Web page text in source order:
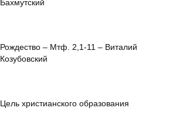
Бахмутский
Рождество – Мтф. 2,1-11 – Виталий
Козубовский
Цель христианского образования